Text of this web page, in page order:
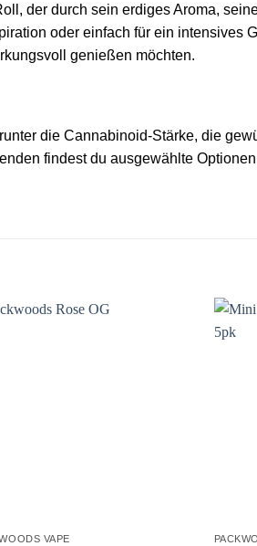
der durch sein erdiges Aroma,
oder einfach für ein intensives
genießen möchten.
die Cannabinoid-Stärke, die
findest du ausgewählte
VAPE